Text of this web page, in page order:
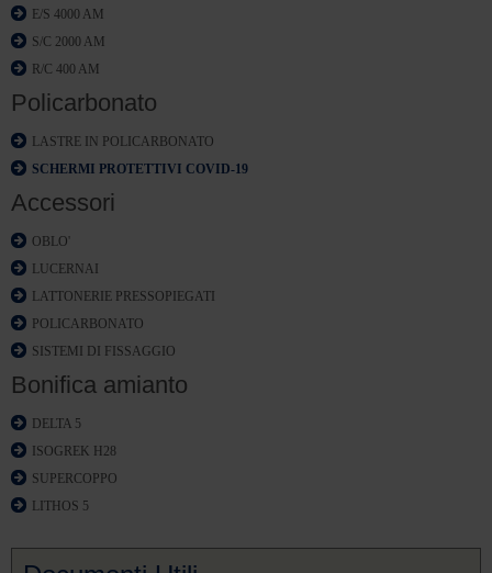
E/S 4000 AM
S/C 2000 AM
R/C 400 AM
Policarbonato
LASTRE IN POLICARBONATO
SCHERMI PROTETTIVI COVID-19
Accessori
OBLO'
LUCERNAI
LATTONERIE PRESSOPIEGATI
POLICARBONATO
SISTEMI DI FISSAGGIO
Bonifica amianto
DELTA 5
ISOGREK H28
SUPERCOPPO
LITHOS 5